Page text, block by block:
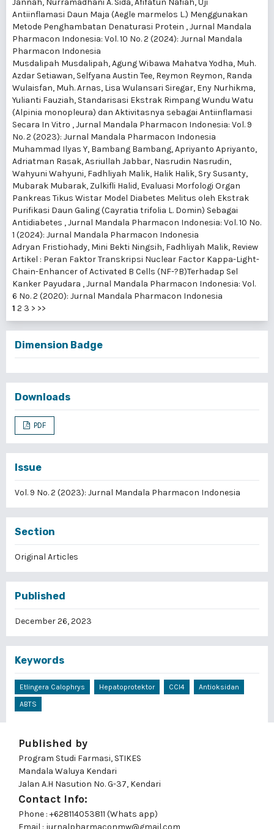
Antiinflamasi Daun Maja (Aegle marmelos L.) Menggunakan
Metode Penghambatan Denaturasi Protein ,Jurnal Mandala
Pharmacon Indonesia: Vol. 10 No. 2 (2024): Jurnal Mandala
Pharmacon Indonesia
Musdalipah Musdalipah, Agung Wibawa Mahatva Yodha, Muh.
Azdar Setiawan, Selfyana Austin Tee, Reymon Reymon, Randa
Wulaisfan, Muh. Arnas, Lisa Wulansari Siregar, Eny Nurhikma,
Yulianti Fauziah, Standarisasi Ekstrak Rimpang Wundu Watu
(Alpinia monopleura) dan Aktivitasnya sebagai Antiinflamasi
Secara In Vitro ,Jurnal Mandala Pharmacon Indonesia: Vol. 9
No. 2 (2023): Jurnal Mandala Pharmacon Indonesia
Muhammad Ilyas Y, Bambang Bambang, Apriyanto Apriyanto,
Adriatman Rasak, Asriullah Jabbar, Nasrudin Nasrudin,
Wahyuni Wahyuni, Fadhliyah Malik, Halik Halik, Sry Susanty,
Mubarak Mubarak, Zulkifli Halid, Evaluasi Morfologi Organ
Pankreas Tikus Wistar Model Diabetes Melitus oleh Ekstrak
Purifikasi Daun Galing (Cayratia trifolia L. Domin) Sebagai
Antidiabetes ,Jurnal Mandala Pharmacon Indonesia: Vol. 10 No.
1 (2024): Jurnal Mandala Pharmacon Indonesia
Adryan Fristiohady, Mini Bekti Ningsih, Fadhliyah Malik, Review
Artikel : Peran Faktor Transkripsi Nuclear Factor Kappa-Light-
Chain-Enhancer of Activated B Cells (NF-?B)Terhadap Sel
Kanker Payudara ,Jurnal Mandala Pharmacon Indonesia: Vol.
6 No. 2 (2020): Jurnal Mandala Pharmacon Indonesia
1 2 3 > >>
Dimension Badge
Downloads
PDF
Issue
Vol. 9 No. 2 (2023): Jurnal Mandala Pharmacon Indonesia
Section
Original Articles
Published
December 26, 2023
Keywords
Etlingera Calophrys Hepatoprotektor CCl4
Antioksidan
ABTS
Published by
Program Studi Farmasi, STIKES
Mandala Waluya Kendari
Jalan A.H Nasution No. G-37, Kendari
Contact Info:
Phone : +628114053811 (Whats app)
Email : jurnalpharmaconmw@gmail.com